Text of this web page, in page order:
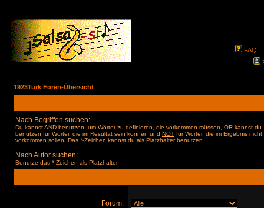
FAQ
1923Turk Foren-Übersicht
Nach Begriffen suchen:
Du kannstAND benutzen, um Wörter zu definieren, die vorkommen müssen, OR kannst du
benutzen für Wörter, die im Resultat sein können und NOT für Wörter, die im Ergebnis nicht
vorkommen sollen. Das *-Zeichen kannst du als Platzhalter benutzen.
Nach Autor suchen:
Benutze das *-Zeichen als Platzhalter
Forum: